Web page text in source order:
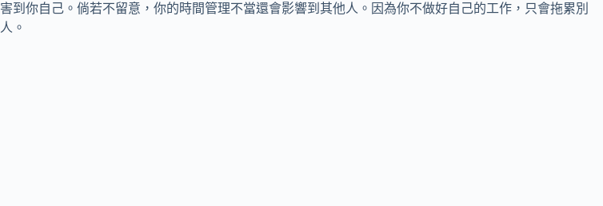
害到你自己。倘若不留意，你的時間管理不當還會影響到其他人。因為你不做好自己的工作，只會拖累別
人。